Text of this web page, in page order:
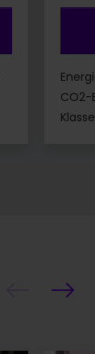
CO2-